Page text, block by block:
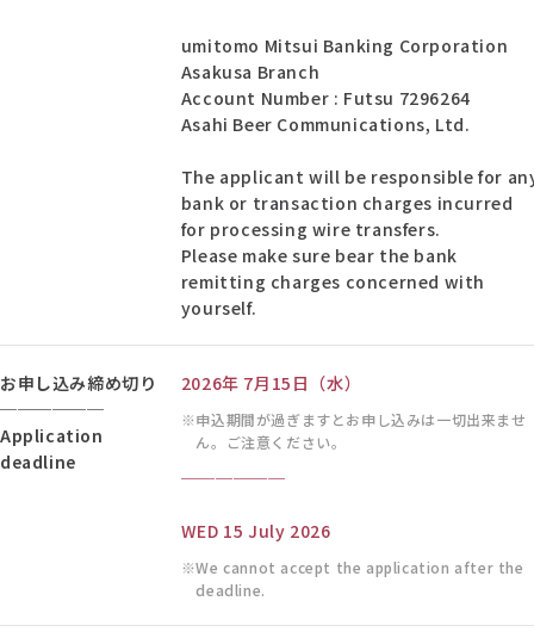
umitomo Mitsui Banking Corporation
Asakusa Branch
Account Number : Futsu 7296264
Asahi Beer Communications, Ltd.
The applicant will be responsible for
bank or transaction charges incurred
for processing wire transfers.
Please make sure bear the bank
remitting charges concerned with
yourself.
お申し込み締め切り
──────
Application
deadline
2026年 7月15日（水）
申込期間が過ぎますとお申し込みは一切出来ませ
ん。ご注意ください。
──────
WED 15 July 2026
We cannot accept the application after the
deadline.